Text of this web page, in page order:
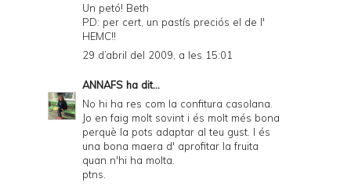
Un petó! Beth
PD: per cert, un pastís preciós el de l'
HEMC!!
29 d’abril del 2009, a les 15:01
ANNAFS ha dit...
No hi ha res com la confitura casolana.
Jo en faig molt sovint i és molt més bona
perquè la pots adaptar al teu gust. I és
una bona maera d' aprofitar la fruita
quan n'hi ha molta.
ptns.